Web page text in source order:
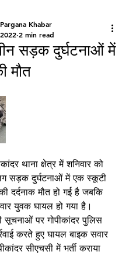
सड़क दुर्घटनाओं में
मौत
Khabar
2 min read
थाना क्षेत्र में शनिवार को
सड़क दुर्घटनाओं में एक स्कूटी
दर्दनाक मौत हो गई है जबकि
युवक घायल हो गया है।
सूचनाओं पर गोपीकांदर पुलिस
करते हुए घायल बाइक सवार
सीएचसी में भर्ती कराया